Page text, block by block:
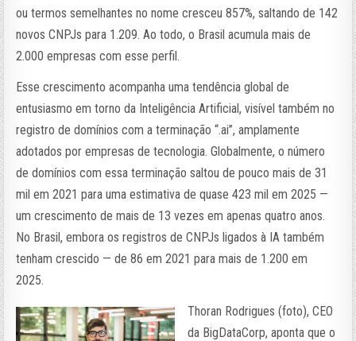
ou termos semelhantes no nome cresceu 857%, saltando de 142
novos CNPJs para 1.209. Ao todo, o Brasil acumula mais de
2.000 empresas com esse perfil.
Esse crescimento acompanha uma tendência global de
entusiasmo em torno da Inteligência Artificial, visível também no
registro de domínios com a terminação “.ai”, amplamente
adotados por empresas de tecnologia. Globalmente, o número
de domínios com essa terminação saltou de pouco mais de 31
mil em 2021 para uma estimativa de quase 423 mil em 2025 —
um crescimento de mais de 13 vezes em apenas quatro anos.
No Brasil, embora os registros de CNPJs ligados à IA também
tenham crescido — de 86 em 2021 para mais de 1.200 em
2025.
Thoran Rodrigues (foto), CEO
da BigDataCorp, aponta que o